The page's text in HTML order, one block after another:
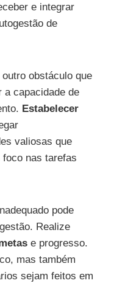
e integrar
de
outro obstáculo que
a capacidade de
Estabelecer
valiosas que
nas tarefas
pode
Realize
e progresso.
mas também
sejam feitos em